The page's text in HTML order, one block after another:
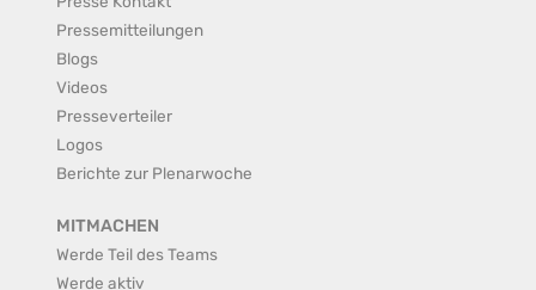
Pressemitteilungen
Blogs
Videos
Presseverteiler
Logos
Berichte zur Plenarwoche
MITMACHEN
Werde Teil des Teams
Werde aktiv